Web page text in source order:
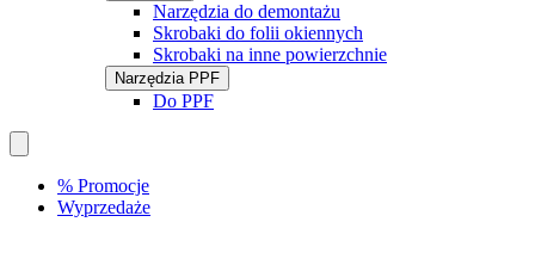
Narzędzia do demontażu
Skrobaki do folii okiennych
Skrobaki na inne powierzchnie
Narzędzia PPF
Do PPF
% Promocje
Wyprzedaże